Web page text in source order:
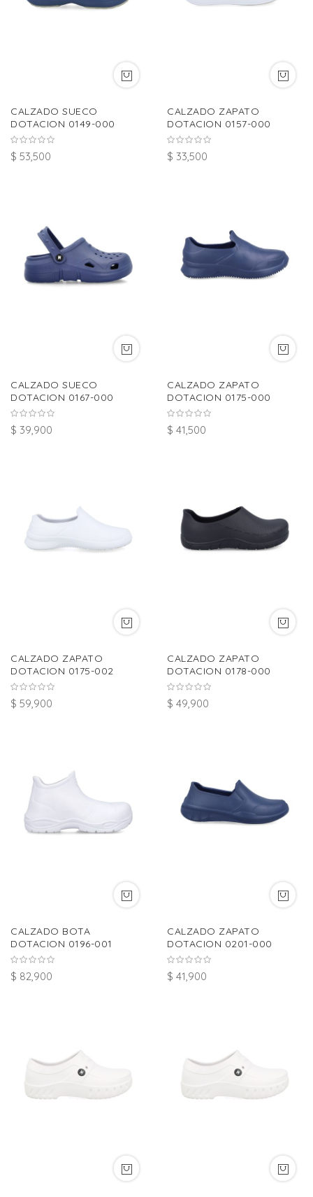
CALZADO SUECO
DOTACION 0149-000
$ 53,500
CALZADO ZAPATO
DOTACION 0157-000
$ 33,500
CALZADO SUECO
DOTACION 0167-000
$ 39,900
CALZADO ZAPATO
DOTACION 0175-000
$ 41,500
CALZADO ZAPATO
DOTACION 0175-002
$ 59,900
CALZADO ZAPATO
DOTACION 0178-000
$ 49,900
CALZADO BOTA
DOTACION 0196-001
$ 82,900
CALZADO ZAPATO
DOTACION 0201-000
$ 41,900